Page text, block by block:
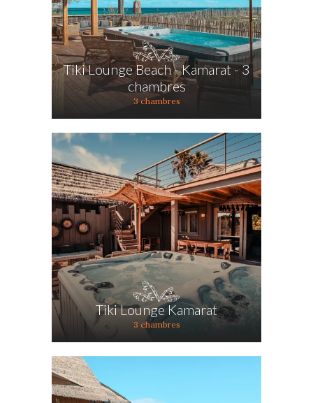
Tiki Lounge Beach - Kamarat - 3
chambres
3 chambres
Tiki Lounge Kamarat
3 chambres